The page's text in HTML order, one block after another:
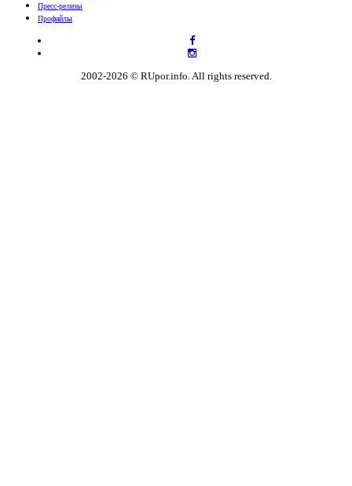
Пресс-релизы
Профайлы
2002-2026 © RUpor.info. All rights reserved.